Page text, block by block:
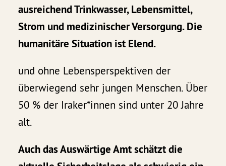
ausreichend Trinkwasser, Lebensmittel,
Strom und medizinischer Versorgung. Die
humanitäre Situation ist Elend.
und ohne Lebensperspektiven der
überwiegend sehr jungen Menschen. Über
50 % der Iraker*innen sind unter 20 Jahre
alt.
Auch das Auswärtige Amt schätzt die